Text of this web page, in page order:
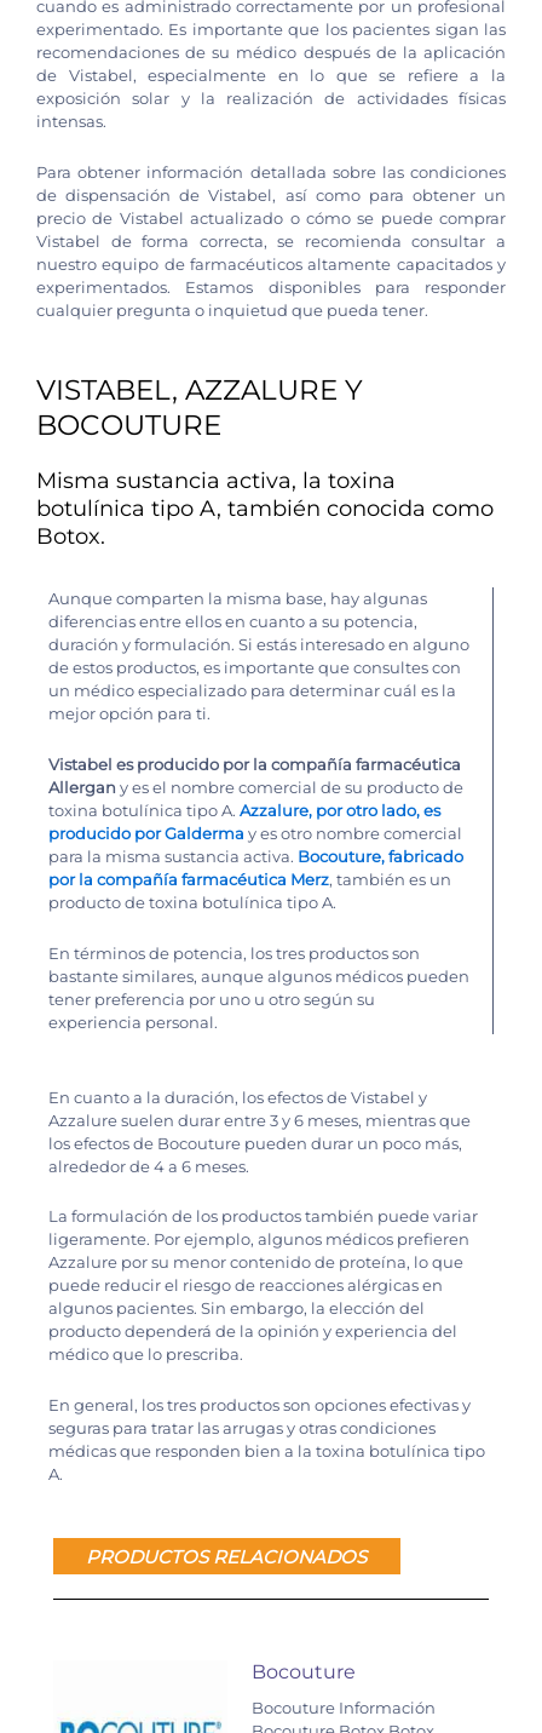
cuando es administrado correctamente por un profesional
experimentado. Es importante que los pacientes sigan las
recomendaciones de su médico después de la aplicación
de Vistabel, especialmente en lo que se refiere a la
exposición solar y la realización de actividades físicas
intensas.
Para obtener información detallada sobre las condiciones
de dispensación de Vistabel, así como para obtener un
precio de Vistabel actualizado o cómo se puede comprar
Vistabel de forma correcta, se recomienda consultar a
nuestro equipo de farmacéuticos altamente capacitados y
experimentados. Estamos disponibles para responder
cualquier pregunta o inquietud que pueda tener.
VISTABEL, AZZALURE Y
BOCOUTURE
Misma sustancia activa, la toxina
botulínica tipo A, también conocida como
Botox.
Aunque comparten la misma base, hay algunas
diferencias entre ellos en cuanto a su potencia,
duración y formulación. Si estás interesado en alguno
de estos productos, es importante que consultes con
un médico especializado para determinar cuál es la
mejor opción para ti.
Vistabel es producido por la compañía farmacéutica
Allergan y es el nombre comercial de su producto de
toxina botulínica tipo A. Azzalure, por otro lado, es
producido por Galderma y es otro nombre comercial
para la misma sustancia activa. Bocouture, fabricado
por la compañía farmacéutica Merz, también es un
producto de toxina botulínica tipo A.
En términos de potencia, los tres productos son
bastante similares, aunque algunos médicos pueden
tener preferencia por uno u otro según su
experiencia personal.
En cuanto a la duración, los efectos de Vistabel y
Azzalure suelen durar entre 3 y 6 meses, mientras que
los efectos de Bocouture pueden durar un poco más,
alrededor de 4 a 6 meses.
La formulación de los productos también puede variar
ligeramente. Por ejemplo, algunos médicos prefieren
Azzalure por su menor contenido de proteína, lo que
puede reducir el riesgo de reacciones alérgicas en
algunos pacientes. Sin embargo, la elección del
producto dependerá de la opinión y experiencia del
médico que lo prescriba.
En general, los tres productos son opciones efectivas y
seguras para tratar las arrugas y otras condiciones
médicas que responden bien a la toxina botulínica tipo
A.
PRODUCTOS RELACIONADOS
Bocouture
Bocouture Información